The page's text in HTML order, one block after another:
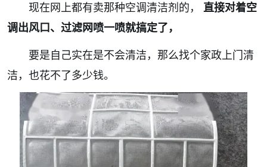
现在网上都有卖那种空调清洁剂的， 直接对着空
调出风口、过滤网喷一喷就搞定了，
要是自己实在是不会清洁，那么找个家政上门清
洁，也花不了多少钱。